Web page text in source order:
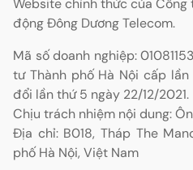
Website chính thức của Công
động Đông Dương Telecom.
Mã số doanh nghiệp:
tư Thành phố Hà Nội cấp
đổi lần thứ 5 ngày 22/12/2021.
Chịu trách nhiệm nội dung:
Địa chỉ: B018, Tháp The
phố Hà Nội, Việt Nam